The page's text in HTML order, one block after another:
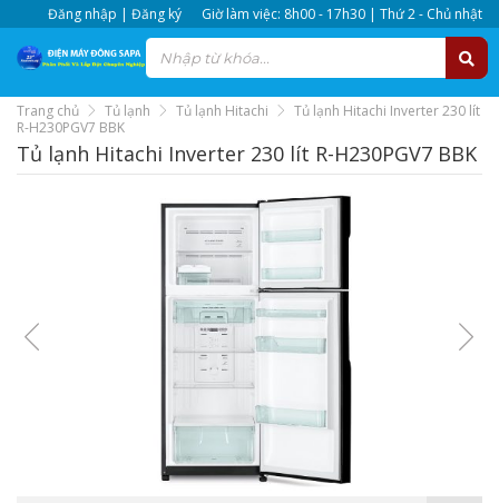
Đăng nhập | Đăng ký Giờ làm việc: 8h00 - 17h30 | Thứ 2 - Chủ nhật
Trang chủ Tủ lạnh Tủ lạnh Hitachi
Tủ lạnh Hitachi Inverter 230 lít
R-H230PGV7 BBK
Tủ lạnh Hitachi Inverter 230 lít R-H230PGV7 BBK